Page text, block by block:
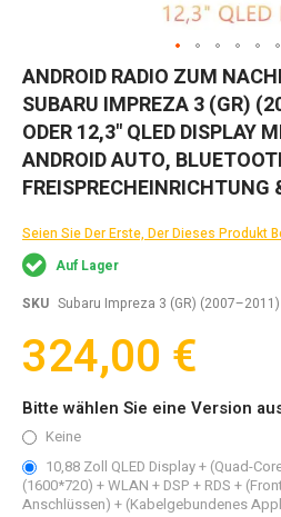
Zum
der
Bildgalerie
springen
ANDROID RADIO ZUM
SUBARU IMPREZA 3 (GR)
ODER 12,3" QLED DISPLAY
ANDROID AUTO,
FREISPRECHEINRICHTUNG
Seien Sie Der Erste, Der Dieses Produkt
Auf Lager
SKU Subaru Impreza 3 (GR)
324,00 €
Bitte wählen Sie eine Version
Keine
10,88 Zoll QLED Display + (Quad-
(1600*720) + WLAN + DSP + RDS +
Anschlüssen) + (Kabelgebundenes